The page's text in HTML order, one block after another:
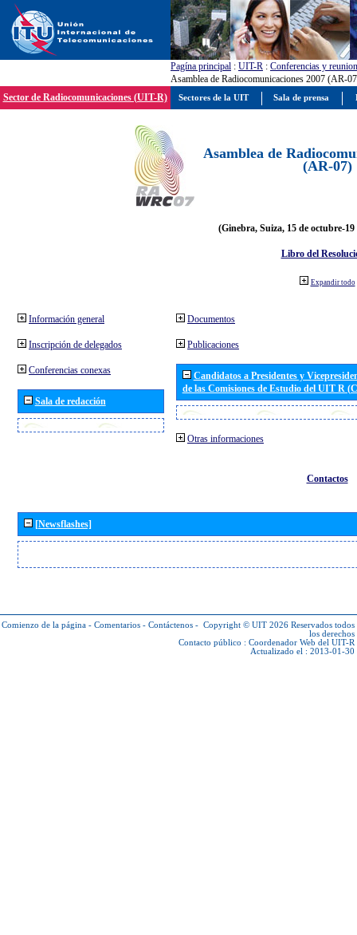
Pagína principal : UIT-R : Conferencias y
Asamblea de Radiocomunicaciones 2007 (AR-
Sector de Radiocomunicaciones (UIT-R)
Asamblea de
(AR-07)
(Ginebra, Suiza, 15 de octubre-19
Libro del
Expandir todo
Información general
Inscripción de delegados
Conferencias conexas
Sala de redacción
Documentos
Publicaciones
Candidatos a Presidentes y
de las Comisiones de Estudio del UIT R
Otras informaciones
Contactos
[Newsflashes]
Comienzo de la página - Comentarios - Contáctenos - Copyright © UIT 2026 Reservados todos
los derechos
Contacto público : Coordenador Web del UIT-R
Actualizado el : 2013-01-30
Sectores de la UIT Sala de prensa